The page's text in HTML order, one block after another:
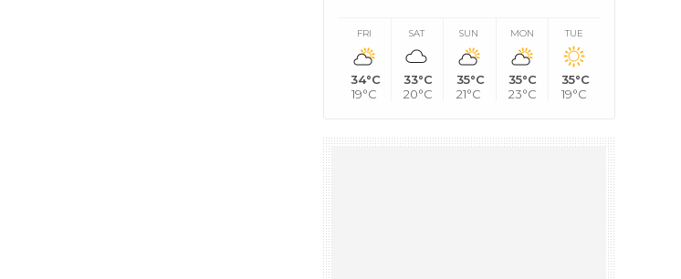
FRI
34°C
19°C
SAT
33°C
20°C
SUN
35°C
21°C
MON
35°C
23°C
TUE
35°C
19°C